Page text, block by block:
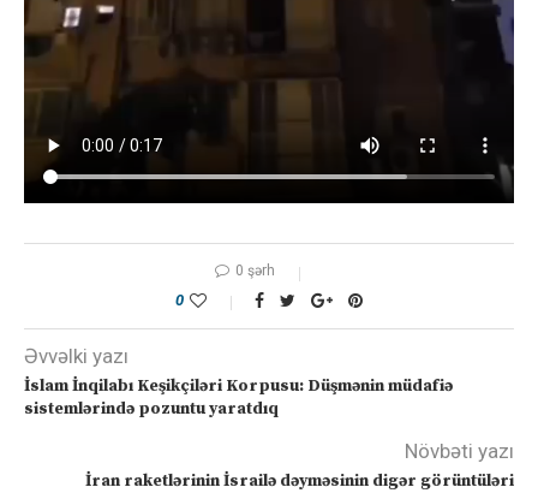
0 şərh
0
Əvvəlki yazı
İslam İnqilabı Keşikçiləri Korpusu: Düşmənin müdafiə
sistemlərində pozuntu yaratdıq
Növbəti yazı
İran raketlərinin İsrailə dəyməsinin digər görüntüləri